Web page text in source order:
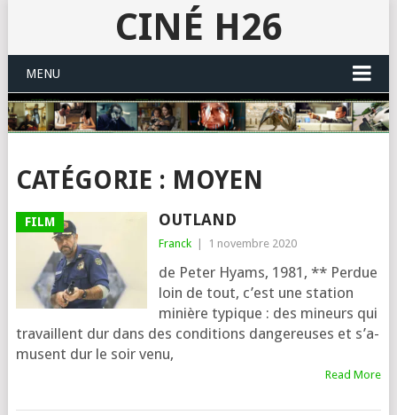
CINÉ H26
MENU
CATÉGORIE : MOYEN
FILM OUTLAND
Franck 1 novembre 2020
de Peter Hyams, 1981, ** Perdue
loin de tout, c’est une sta­tion
minière typique : des mineurs qui
tra­vaillent dur dans des condi­tions dan­ge­reuses et s’a­
musent dur le soir venu,
Read More